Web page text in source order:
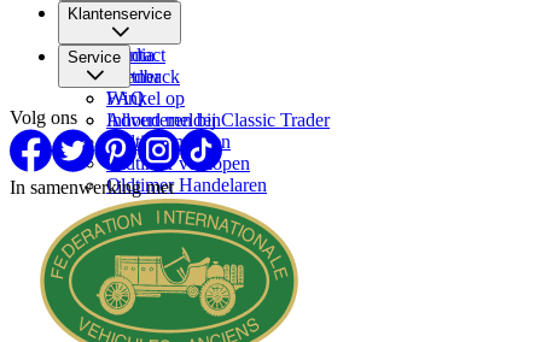
Over ons
Vacatures
Media
Partner
Klantenservice
Contact
Feedback
FAQ
Inhoud melden
Service
Winkel op
Adverteren bij Classic Trader
Oldtimermerken
Oldtimer verkopen
Oldtimer Handelaren
Volg ons
In samenwerking met